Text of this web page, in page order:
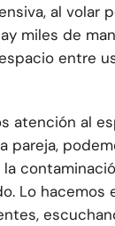
al volar
miles de
entre
atención al
pareja,
Lo hacemos